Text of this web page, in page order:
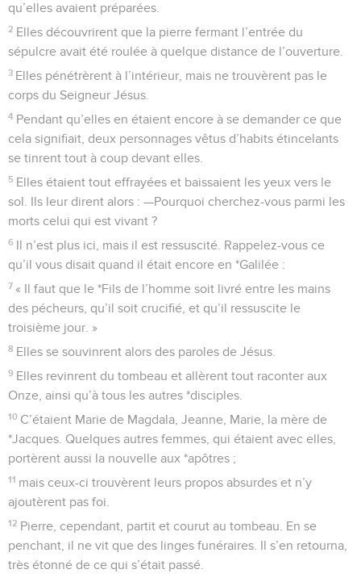
qu’elles avaient préparées.
2 Elles découvrirent que la pierre fermant l’entrée du
sépulcre avait été roulée à quelque distance de l’ouverture.
3 Elles pénétrèrent à l’intérieur, mais ne trouvèrent pas le
corps du Seigneur Jésus.
4 Pendant qu’elles en étaient encore à se demander ce que
cela signifiait, deux personnages vêtus d’habits étincelants
se tinrent tout à coup devant elles.
5 Elles étaient tout effrayées et baissaient les yeux vers le
sol. Ils leur dirent alors : —Pourquoi cherchez-vous parmi les
morts celui qui est vivant ?
6 Il n’est plus ici, mais il est ressuscité. Rappelez-vous ce
qu’il vous disait quand il était encore en *Galilée :
7 « Il faut que le *Fils de l’homme soit livré entre les mains
des pécheurs, qu’il soit crucifié, et qu’il ressuscite le
troisième jour. »
8 Elles se souvinrent alors des paroles de Jésus.
9 Elles revinrent du tombeau et allèrent tout raconter aux
Onze, ainsi qu’à tous les autres *disciples.
10 C’étaient Marie de Magdala, Jeanne, Marie, la mère de
*Jacques. Quelques autres femmes, qui étaient avec elles,
portèrent aussi la nouvelle aux *apôtres ;
11 mais ceux-ci trouvèrent leurs propos absurdes et n’y
ajoutèrent pas foi.
12 Pierre, cependant, partit et courut au tombeau. En se
penchant, il ne vit que des linges funéraires. Il s’en retourna,
très étonné de ce qui s’était passé.